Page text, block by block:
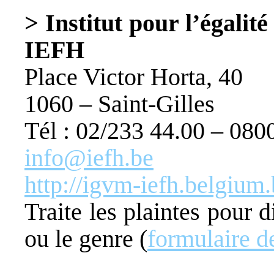
> Institut pour l’égalité
IEFH
Place Victor Horta, 40
1060 – Saint-Gilles
Tél : 02/233 44.00 –
info@iefh.be
http://igvm-
Traite les plaintes pour
ou le genre (formulaire